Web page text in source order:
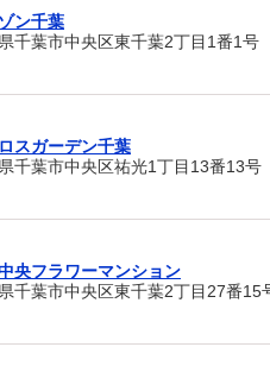
ン千葉
千葉市中央区東千葉2丁目1番1号
スガーデン千葉
千葉市中央区祐光1丁目13番13号
央フラワーマンション
千葉市中央区東千葉2丁目27番15